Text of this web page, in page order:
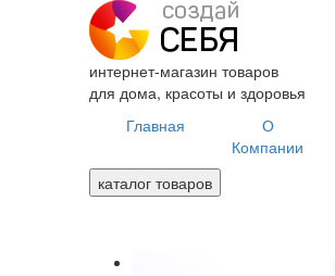
интернет-магазин товаров
для дома, красоты и здоровья
Главная
О
Компании
каталог товаров